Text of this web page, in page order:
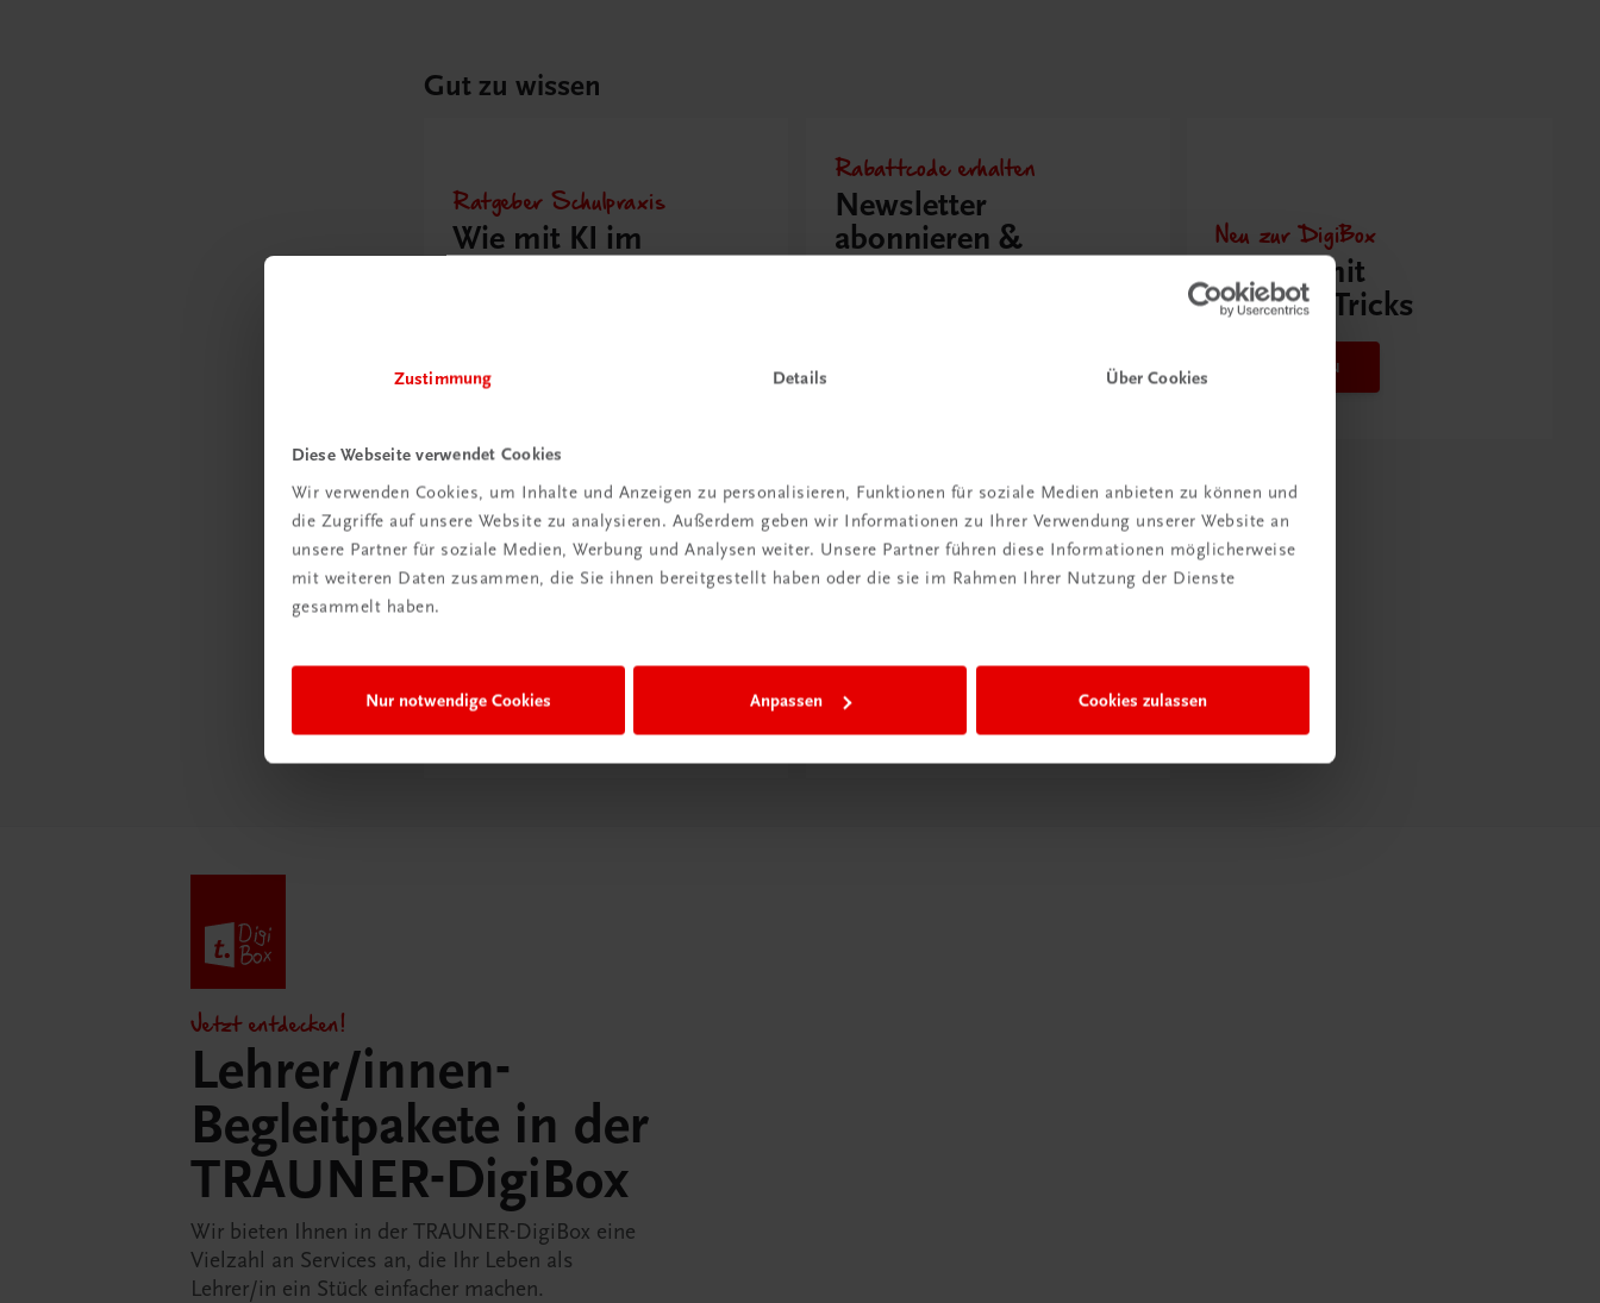
Zustimmung Details Über Cookies
Diese Webseite verwendet Cookies
Wir verwenden Cookies, um Inhalte und Anzeigen zu personalisieren, Funktionen für soziale Medien anbieten zu können und
die Zugriffe auf unsere Website zu analysieren. Außerdem geben wir Informationen zu Ihrer Verwendung unserer Website an
unsere Partner für soziale Medien, Werbung und Analysen weiter. Unsere Partner führen diese Informationen möglicherweise
mit weiteren Daten zusammen, die Sie ihnen bereitgestellt haben oder die sie im Rahmen Ihrer Nutzung der Dienste
gesammelt haben.
Nur notwendige Cookies Anpassen Cookies zulassen
Gut zu wissen
Ratgeber Schulpraxis
Wie mit KI im
Rabattcode erhalten
Newsletter
abonnieren &
Neu zur DigiBox
Videos mit
Tipps & Tricks
Mehr dazu
Schon entdeckt?
Mehr dazu
Neu in der DigiBox
Jetzt entdecken!
Lehrer/innen-
Begleitpakete in der
TRAUNER-DigiBox
Wir bieten Ihnen in der TRAUNER-DigiBox eine
Vielzahl an Services an, die Ihr Leben als
Lehrer/in ein Stück einfacher machen.